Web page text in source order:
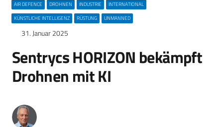
AIR DEFENCE DROHNEN INDUSTRIE
INTERNATIONAL
KÜNSTLICHE INTELLIGENZ
RÜSTUNG UNMANNED
31. Januar 2025
Sentrycs HORIZON bekämpft
Drohnen mit KI